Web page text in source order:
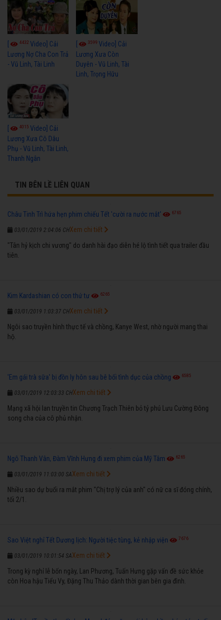
4432 Video] Cải
Lương Nợ Cha Con Trả
- Vũ Linh, Tài Linh
3599Video] Cải
Lương Xưa Còn
Duyên - Vũ Linh, Tài
Linh, Trọng Hữu
[ 4015 Video] Cải
Lương Xưa Cô Dâu
Phụ - Vũ Linh, Tài Linh,
Thanh Ngân
TIN BÊN LỀ LIÊN QUAN
Châu Tinh Trì hứa hẹn phim chiếu Tết 'cười ra nước mắt' 6765
03/01/2019 2:04:06 CH
"Tân hỷ kịch chi vương" do danh hài đạo diễn hé lộ tình tiết qua trailer đầu
tiên.
Xem chi tiết
Kim Kardashian có con thứ tư 6265
03/01/2019 1:03:37 CH
Ngôi sao truyền hình thực tế và chồng, Kanye West, nhờ người mang thai
hộ.
Xem chi tiết
'Em gái trà sữa' bị đồn ly hôn sau bê bối tình dục của chồng 6585
03/01/2019 12:03:33 CH
Mạng xã hội lan truyền tin Chương Trạch Thiên bỏ tỷ phú Lưu Cường Đông
song cha của cô phủ nhận.
Xem chi tiết
Ngô Thanh Vân, Đàm Vĩnh Hưng đi xem phim của Mỹ Tâm 6265
03/01/2019 11:03:00 SA
Nhiều sao dự buổi ra mắt phim "Chị trợ lý của anh" có nữ ca sĩ đóng chính,
tối 2/1.
Xem chi tiết
Sao Việt nghỉ Tết Dương lịch: Người tiệc tùng, kẻ nhập viện 7676
03/01/2019 10:01:54 SA
Trong kỳ nghỉ lễ bốn ngày, Lan Phương, Tuấn Hưng gặp vấn đề sức khỏe
còn Hoa hậu Tiểu Vy, Đặng Thu Thảo dành thời gian bên gia đình.
Xem chi tiết